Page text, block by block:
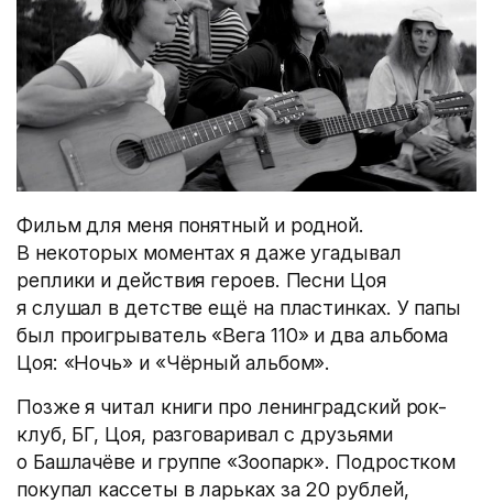
Фильм для меня понятный и родной.
В некоторых моментах я даже угадывал
реплики и действия героев. Песни Цоя
я слушал в детстве ещё на пластинках. У папы
был проигрыватель «Вега 110» и два альбома
Цоя: «Ночь» и «Чёрный альбом».
Позже я читал книги про ленинградский рок-
клуб, БГ, Цоя, разговаривал с друзьями
о Башлачёве и группе «Зоопарк». Подростком
покупал кассеты в ларьках за 20 рублей,